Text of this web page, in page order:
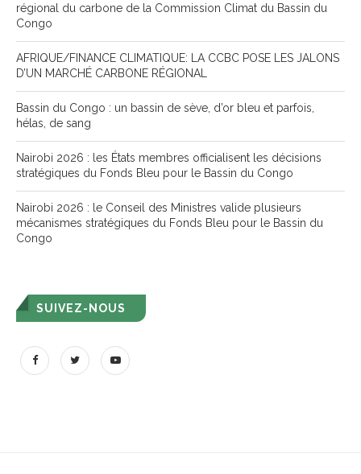
régional du carbone de la Commission Climat du Bassin du
Congo
AFRIQUE/FINANCE CLIMATIQUE: LA CCBC POSE LES JALONS
D’UN MARCHÉ CARBONE RÉGIONAL
Bassin du Congo : un bassin de sève, d’or bleu et parfois,
hélas, de sang
Nairobi 2026 : les États membres officialisent les décisions
stratégiques du Fonds Bleu pour le Bassin du Congo
Nairobi 2026 : le Conseil des Ministres valide plusieurs
mécanismes stratégiques du Fonds Bleu pour le Bassin du
Congo
SUIVEZ-NOUS